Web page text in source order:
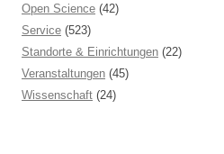
Open Science (42)
Service (523)
Standorte & Einrichtungen (22)
Veranstaltungen (45)
Wissenschaft (24)